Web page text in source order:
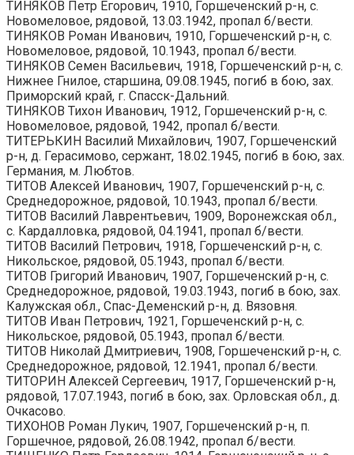
ТИНЯКОВ Петр Егорович, 1910, Горшеченский р-н, с.
Новомеловое, рядовой, 13.03.1942, пропал б/вести.
ТИНЯКОВ Роман Иванович, 1910, Горшеченский р-н, с.
Новомеловое, рядовой, 10.1943, пропал б/вести.
ТИНЯКОВ Семен Васильевич, 1918, Горшеченский р-н, с.
Нижнее Гнилое, старшина, 09.08.1945, погиб в бою, зах.
Приморский край, г. Спасск-Дальний.
ТИНЯКОВ Тихон Иванович, 1912, Горшеченский р-н, с.
Новомеловое, рядовой, 1942, пропал б/вести.
ТИТЕРЬКИН Василий Михайлович, 1907, Горшеченский
р-н, д. Герасимово, сержант, 18.02.1945, погиб в бою, зах.
Германия, м. Любтов.
ТИТОВ Алексей Иванович, 1907, Горшеченский р-н, с.
Среднедорожное, рядовой, 10.1943, пропал б/вести.
ТИТОВ Василий Лаврентьевич, 1909, Воронежская обл.,
с. Кардалловка, рядовой, 04.1941, пропал б/вести.
ТИТОВ Василий Петрович, 1918, Горшеченский р-н, с.
Никольское, рядовой, 05.1943, пропал б/вести.
ТИТОВ Григорий Иванович, 1907, Горшеченский р-н, с.
Среднедорожное, рядовой, 19.03.1943, погиб в бою, зах.
Калужская обл., Спас-Деменский р-н, д. Вязовня.
ТИТОВ Иван Петрович, 1921, Горшеченский р-н, с.
Никольское, рядовой, 05.1943, пропал б/вести.
ТИТОВ Николай Дмитриевич, 1908, Горшеченский р-н, с.
Среднедорожное, рядовой, 12.1941, пропал б/вести.
ТИТОРИН Алексей Сергеевич, 1917, Горшеченский р-н,
рядовой, 17.07.1943, погиб в бою, зах. Орловская обл., д.
Очкасово.
ТИХОНОВ Роман Лукич, 1907, Горшеченский р-н, п.
Горшечное, рядовой, 26.08.1942, пропал б/вести.